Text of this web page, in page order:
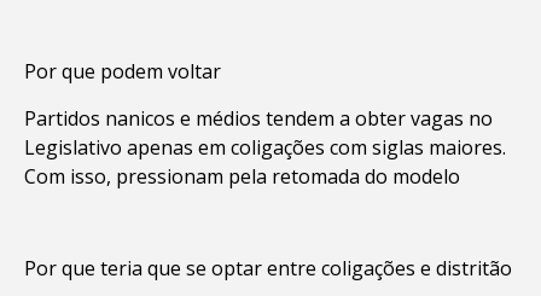
Por que podem voltar
Partidos nanicos e médios tendem a obter vagas no
Legislativo apenas em coligações com siglas maiores.
Com isso, pressionam pela retomada do modelo
Por que teria que se optar entre coligações e distritão